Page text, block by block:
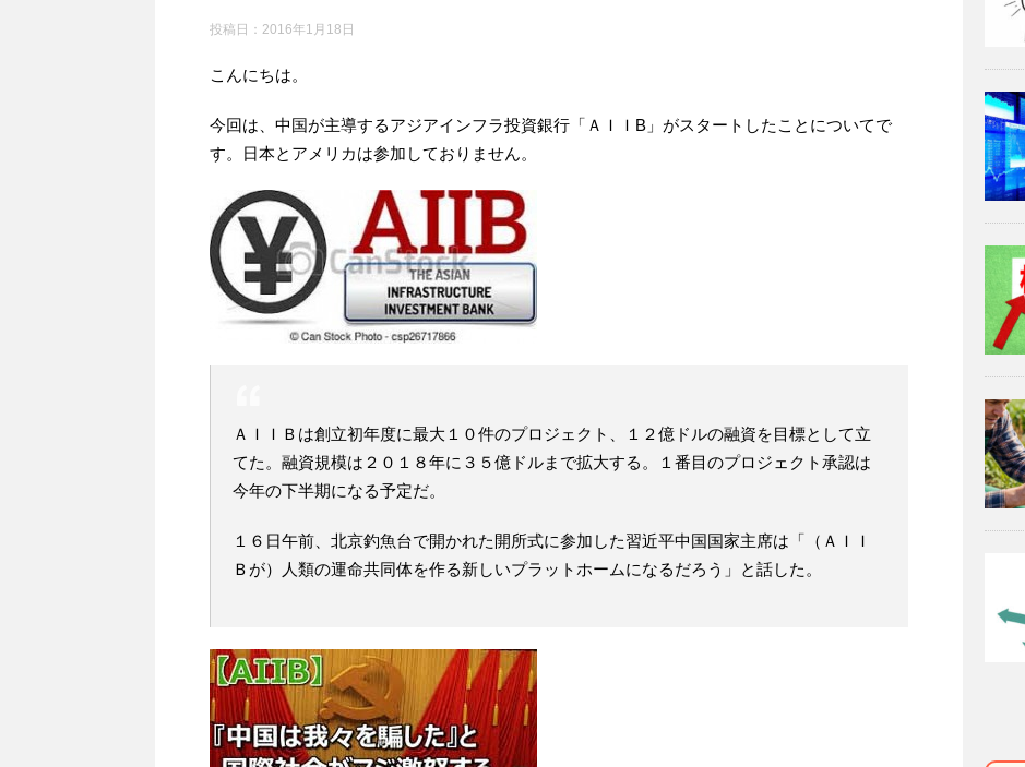
投稿日： 2016年1月18日
こんにちは。
今回は、中国が主導するアジアインフラ投資銀行「ＡＩＩB」がスタートしたことについてで
す。日本とアメリカは参加しておりません。
ＡＩＩＢは創立初年度に最大１０件のプロジェクト、１２億ドルの融資を目標として立
てた。融資規模は２０１８年に３５億ドルまで拡大する。１番目のプロジェクト承認は
今年の下半期になる予定だ。
１６日午前、北京釣魚台で開かれた開所式に参加した習近平中国国家主席は「（ＡＩＩ
Ｂが）人類の運命共同体を作る新しいプラットホームになるだろう」と話した。
グ
記
事
を
表
示
グ
記
事
を
表
示